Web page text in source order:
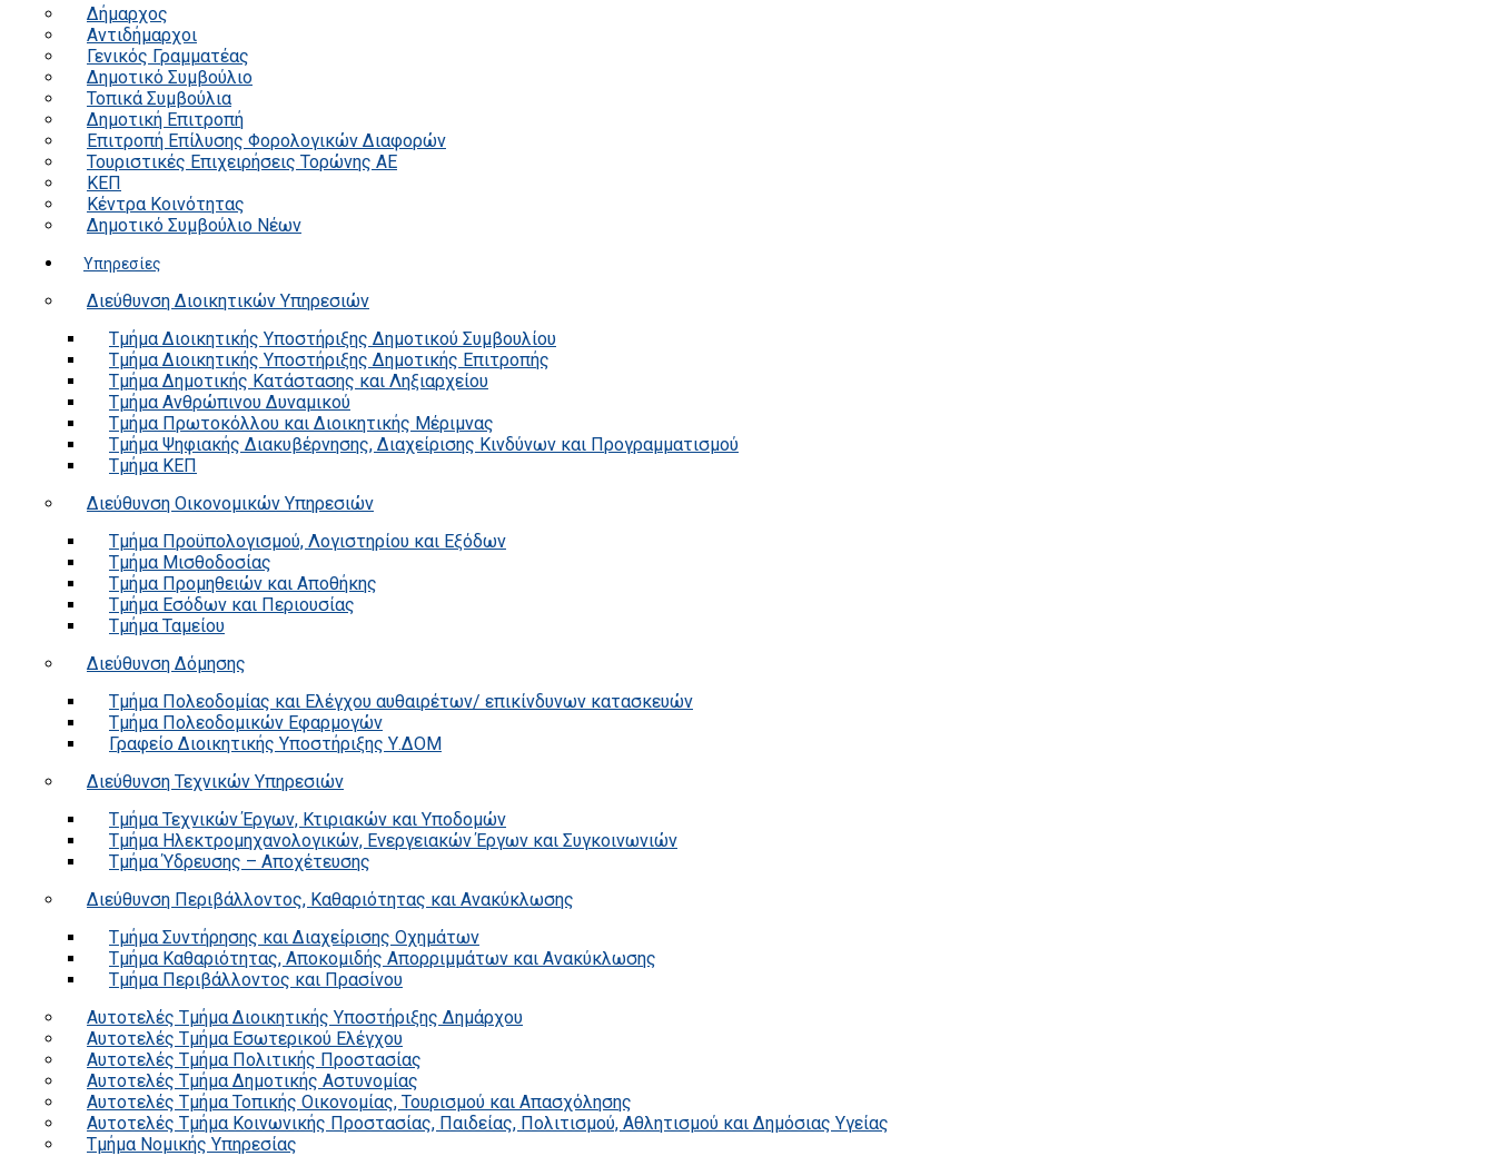
Δήμαρχος
Αντιδήμαρχοι
Γενικός Γραμματέας
Δημοτικό Συμβούλιο
Τοπικά Συμβούλια
Δημοτική Επιτροπή
Επιτροπή Επίλυσης Φορολογικών Διαφορών
Τουριστικές Επιχειρήσεις Τορώνης ΑΕ
ΚΕΠ
Κέντρα Κοινότητας
Δημοτικό Συμβούλιο Νέων
Υπηρεσίες
Διεύθυνση Διοικητικών Υπηρεσιών
Τμήμα Διοικητικής Υποστήριξης Δημοτικού Συμβουλίου
Τμήμα Διοικητικής Υποστήριξης Δημοτικής Επιτροπής
Τμήμα Δημοτικής Κατάστασης και Ληξιαρχείου
Τμήμα Ανθρώπινου Δυναμικού
Τμήμα Πρωτοκόλλου και Διοικητικής Μέριμνας
Τμήμα Ψηφιακής Διακυβέρνησης, Διαχείρισης Κινδύνων και Προγραμματισμού
Τμήμα ΚΕΠ
Διεύθυνση Οικονομικών Υπηρεσιών
Τμήμα Προϋπολογισμού, Λογιστηρίου και Εξόδων
Τμήμα Μισθοδοσίας
Τμήμα Προμηθειών και Αποθήκης
Τμήμα Εσόδων και Περιουσίας
Τμήμα Ταμείου
Διεύθυνση Δόμησης
Τμήμα Πολεοδομίας και Ελέγχου αυθαιρέτων/ επικίνδυνων κατασκευών
Τμήμα Πολεοδομικών Εφαρμογών
Γραφείο Διοικητικής Υποστήριξης Υ.ΔΟΜ
Διεύθυνση Τεχνικών Υπηρεσιών
Τμήμα Τεχνικών Έργων, Κτιριακών και Υποδομών
Τμήμα Ηλεκτρομηχανολογικών, Ενεργειακών Έργων και Συγκοινωνιών
Τμήμα Ύδρευσης – Αποχέτευσης
Διεύθυνση Περιβάλλοντος, Καθαριότητας και Ανακύκλωσης
Τμήμα Συντήρησης και Διαχείρισης Οχημάτων
Τμήμα Καθαριότητας, Αποκομιδής Απορριμμάτων και Ανακύκλωσης
Τμήμα Περιβάλλοντος και Πρασίνου
Αυτοτελές Τμήμα Διοικητικής Υποστήριξης Δημάρχου
Αυτοτελές Τμήμα Εσωτερικού Ελέγχου
Αυτοτελές Τμήμα Πολιτικής Προστασίας
Αυτοτελές Τμήμα Δημοτικής Αστυνομίας
Αυτοτελές Τμήμα Τοπικής Οικονομίας, Τουρισμού και Απασχόλησης
Αυτοτελές Τμήμα Κοινωνικής Προστασίας, Παιδείας, Πολιτισμού, Αθλητισμού και Δημόσιας Υγείας
Τμήμα Νομικής Υπηρεσίας